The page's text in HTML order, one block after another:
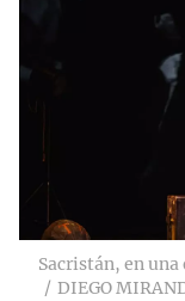
Sacristán, en
DIEGO